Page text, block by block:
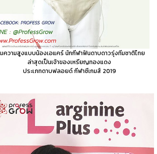
ความสูงแบบน้องเอแคร์นักกีฬาฟันดาบดาวรุ่งทีมชาติไทย
ล่าสุดเป็นเจ้าของเหรียญทองแดง
ประเภทดาบฟลอยด์ กีฬาซีเกมส์ 2019